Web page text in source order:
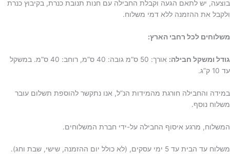
בוצעה, יש לתאם הגעה וקבלת החבילה עם חנות תנובת כנרת, בקיבוץ כנרת
ולקבל את ההזמנה ללא דמי משלוח.
משלוחים לכל רחבי הארץ:
גודל ומשקל חבילה:
אורך: 50 ס”מ גובה: 40 ס”מ, רוחב: 40 ס”מ. במשקל
עד 10 ק”ג.
במידה והחבילה חורגת מהמידות הנ”ל, אנו נתקשר להוספת תשלום עובר
משלוח נוסף.
המשלוח, מרגע איסוף החבילה על-ידי חברת המשלוחים.
משלוח עד הבית עד 5 ימי עסקים, (לא כולל יום ההזמנה, שישי, שבת וחג).